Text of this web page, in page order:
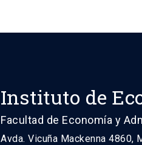
Instituto de
Facultad de Economía y
Avda. Vicuña Mackenna 4860,